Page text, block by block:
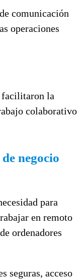
comunicación
operaciones
facilitaron la
colaborativo
negocio
para
en remoto
ordenadores
seguras, acceso